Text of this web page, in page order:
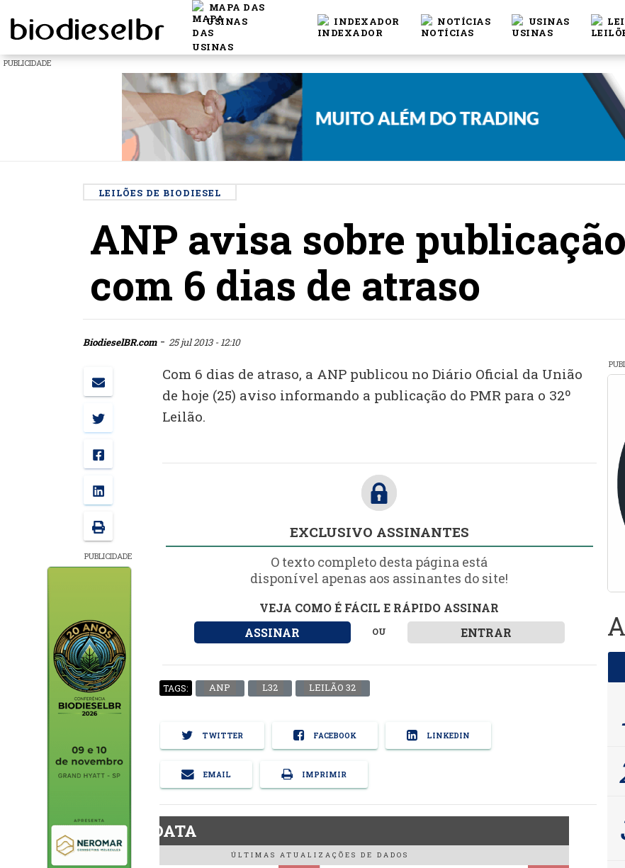
MAPA DAS
USINAS
INDEXADOR NOTÍCIAS USINAS
PUBLICIDADE
LEILÕES DE BIODIESEL
ANP avisa sobre
com 6 dias de atraso
BiodieselBR.com- 25 jul 2013 - 12:10
PUBLICIDADE
Com 6 dias de atraso, a ANP publicou no Diário Oficial da União
de hoje (25) aviso informando a publicação do PMR para o 32º
Leilão.
EXCLUSIVO ASSINANTES
O texto completo desta página está
disponível apenas aos assinantes do site!
VEJA COMO É FÁCIL E RÁPIDO ASSINAR
ASSINAR
OU ENTRAR
TAGS: ANP L32 LEILÃO 32
TWITTER FACEBOOK LINKEDIN
EMAIL IMPRIMIR
BiodieselDATA
ÚLTIMAS ATUALIZAÇÕES DE DADOS